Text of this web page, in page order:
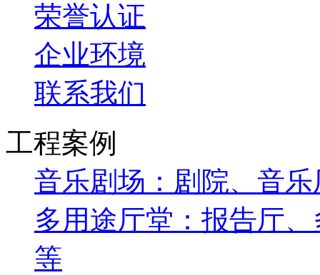
荣誉认证
企业环境
联系我们
工程案例
音乐剧场：剧院、音
多用途厅堂：报告厅
等